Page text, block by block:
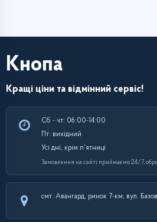
Кнопа
Кращі ціни та відмінний сервіс!
Сб - чт: 06:00-14:00
Пт: вихідний
Усі дні, крім п’ятниці
Замовлення на сайті приймаємо 24/7,
смт. Авангард, ринок 7-км, вул.